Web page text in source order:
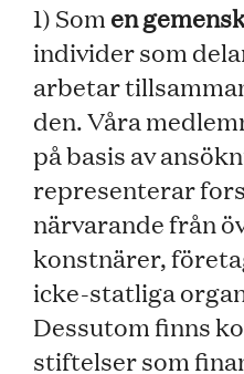
1) Som en
individer som
arbetar
den. Våra
på basis av
representerar
närvarande från
konstnärer,
icke-statliga
Dessutom finns
stiftelser som